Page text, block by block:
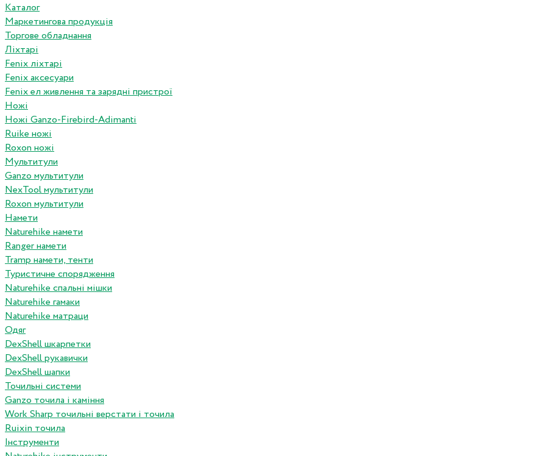
Каталог
Маркетингова продукція
Торгове обладнання
Ліхтарі
Fenix ліхтарі
Fenix аксесуари
Fenix ел живлення та зарядні пристрої
Ножі
Ножі Ganzo-Firebird-Adimanti
Ruike ножі
Roxon ножi
Мультитули
Ganzo мультитули
NexTool мультитули
Roxon мультитули
Намети
Naturehike намети
Ranger намети
Tramp намети, тенти
Туристичне спорядження
Naturehike спальні мішки
Naturehike гамаки
Naturehike матраци
Одяг
DexShell шкарпетки
DexShell рукавички
DexShell шапки
Точильні системи
Ganzo точила і каміння
Work Sharp точильні верстати і точила
Ruixin точила
Інструменти